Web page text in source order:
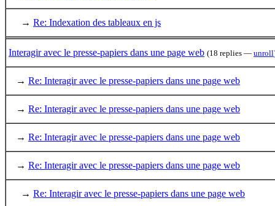
→ Re: Indexation des tableaux en js
Interagir avec le presse-papiers dans une page web (18 replies — unroll
→ Re: Interagir avec le presse-papiers dans une page web
→ Re: Interagir avec le presse-papiers dans une page web
→ Re: Interagir avec le presse-papiers dans une page web
→ Re: Interagir avec le presse-papiers dans une page web
→ Re: Interagir avec le presse-papiers dans une page web